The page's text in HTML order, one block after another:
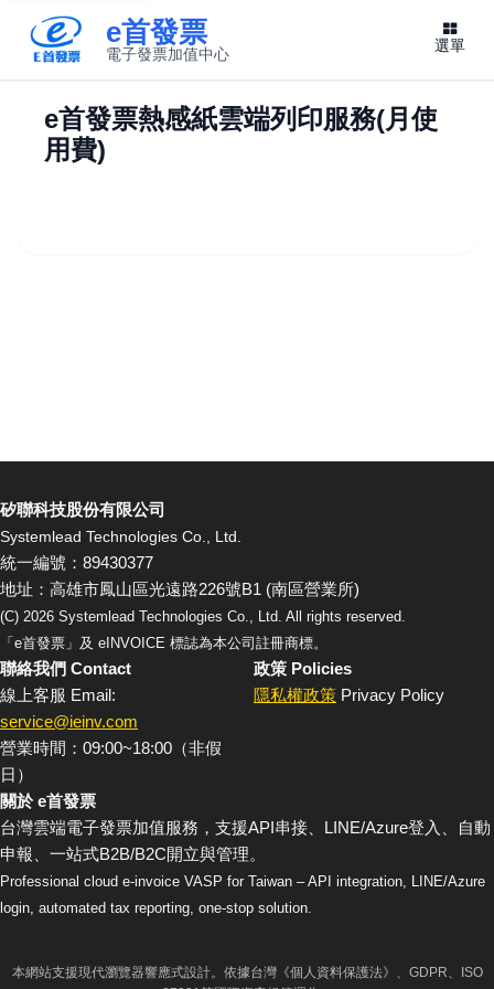
e首發票
電子發票加值中心 選單
e首發票熱感紙雲端列印服務(月使
用費)
矽聯科技股份有限公司
Systemlead Technologies Co., Ltd.
統一編號：89430377
地址：高雄市鳳山區光遠路226號B1 (南區營業所)
(C) 2026 Systemlead Technologies Co., Ltd. All rights reserved.
「e首發票」及 eINVOICE 標誌為本公司註冊商標。
聯絡我們 Contact
線上客服 Email:
service@ieinv.com
營業時間：09:00~18:00（非假
日）
政策 Policies
隱私權政策 Privacy Policy
關於 e首發票
台灣雲端電子發票加值服務，支援API串接、LINE/Azure登入、自動
申報、一站式B2B/B2C開立與管理。
Professional cloud e-invoice VASP for Taiwan – API integration, LINE/Azure
login, automated tax reporting, one-stop solution.
本網站支援現代瀏覽器響應式設計。依據台灣《個人資料保護法》、GDPR、ISO